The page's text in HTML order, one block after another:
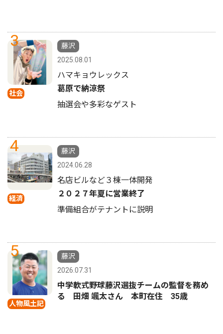
3
社会
藤沢
2025.08.01
ハマキョウレックス
葛原で納涼祭
抽選会や多彩なゲスト
4
経済
藤沢
2024.06.28
名店ビルなど３棟一体開発
２０２７年夏に営業終了
準備組合がテナントに説明
5
人物風土記
藤沢
2026.07.31
中学軟式野球藤沢選抜チームの監督を務め
る 田畑 颯太さん 本町在住 35歳